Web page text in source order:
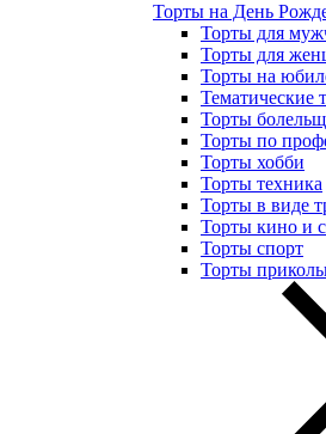
Торты на День
Торты для
Торты для
Торты на
Тематические
Торты
Торты по
Торты хобби
Торты техника
Торты в виде
Торты кино и
Торты спорт
Торты